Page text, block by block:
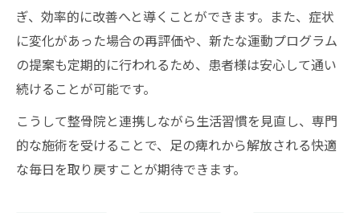
ぎ、効率的に改善へと導くことができます。また、症状
に変化があった場合の再評価や、新たな運動プログラム
の提案も定期的に行われるため、患者様は安心して通い
続けることが可能です。
こうして整骨院と連携しながら生活習慣を見直し、専門
的な施術を受けることで、足の痺れから解放される快適
な毎日を取り戻すことが期待できます。